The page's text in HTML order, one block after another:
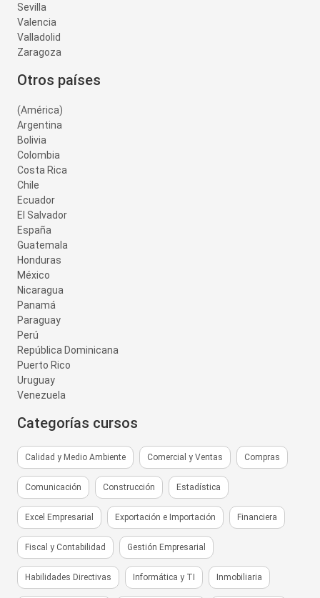
Sevilla
Valencia
Valladolid
Zaragoza
Otros países
(América)
Argentina
Bolivia
Colombia
Costa Rica
Chile
Ecuador
El Salvador
España
Guatemala
Honduras
México
Nicaragua
Panamá
Paraguay
Perú
República Dominicana
Puerto Rico
Uruguay
Venezuela
Categorías cursos
Calidad y Medio Ambiente Comercial y Ventas Compras
Comunicación Construcción Estadística
Excel Empresarial Exportación e Importación Financiera
Fiscal y Contabilidad Gestión Empresarial
Habilidades Directivas Informática y TI Inmobiliaria